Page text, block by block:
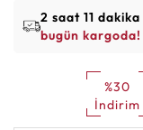
2 saat 11 dakika
bugün kargoda!
%30
İndirim